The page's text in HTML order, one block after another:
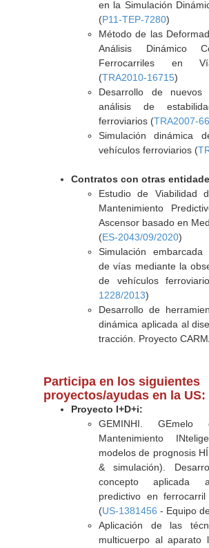
en la Simulación
(P11-TEP-7280)
Método de las
Análisis Dinámico
Ferrocarriles en
(TRA2010-16715)
Desarrollo de
análisis de
ferroviarios (TRA2007-
Simulación dinámica
vehículos ferroviarios (
Contratos con otras
Estudio de Viabilidad
Mantenimiento
Ascensor basado en
(ES-2043/09/2020)
Simulación
de vías mediante la
de vehículos
1228/2013)
Desarrollo de
dinámica aplicada al
tracción. Proyecto
Participa en los siguientes
proyectos/ayudas en la US:
Proyecto I+D+i:
GEMINHI.
Mantenimiento
modelos de prognosis
& simulación).
concepto aplicada
predictivo en
(US-1381456 - Equipo
Aplicación de las
multicuerpo al aparato